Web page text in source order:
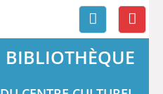
BIBLIOTHÈQUE